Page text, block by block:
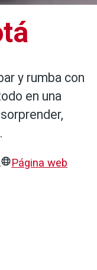
y rumba con
en una
Página web